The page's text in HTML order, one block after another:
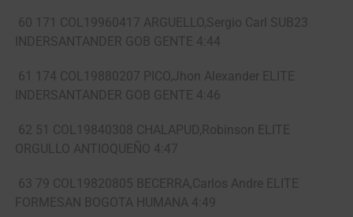
60 171 COL19960417 ARGUELLO,Sergio Carl SUB23
INDERSANTANDER GOB GENTE 4:44
61 174 COL19880207 PICO,Jhon Alexander ELITE
INDERSANTANDER GOB GENTE 4:46
62 51 COL19840308 CHALAPUD,Robinson ELITE
ORGULLO ANTIOQUEÑO 4:47
63 79 COL19820805 BECERRA,Carlos Andre ELITE
FORMESAN BOGOTA HUMANA 4:49